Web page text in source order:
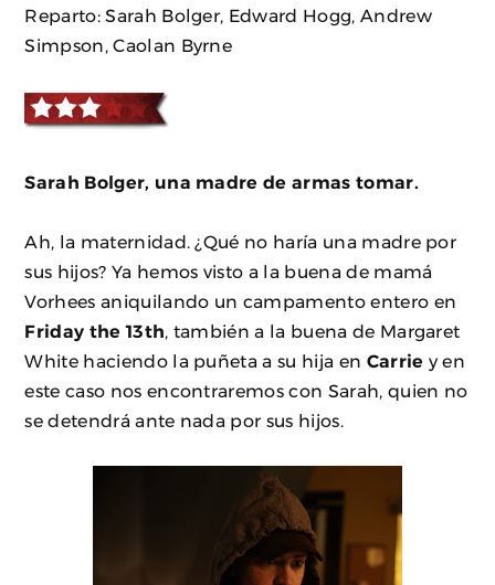
Reparto: Sarah Bolger, Edward Hogg, Andrew
Simpson, Caolan Byrne
Sarah Bolger, una madre de armas tomar.
Ah, la maternidad. ¿Qué no haría una madre por
sus hijos? Ya hemos visto a la buena de mamá
Vorhees aniquilando un campamento entero en
Friday the 13th , también a la buena de Margaret
White haciendo la puñeta a su hija en Carrie y en
este caso nos encontraremos con Sarah, quien no
se detendrá ante nada por sus hijos.